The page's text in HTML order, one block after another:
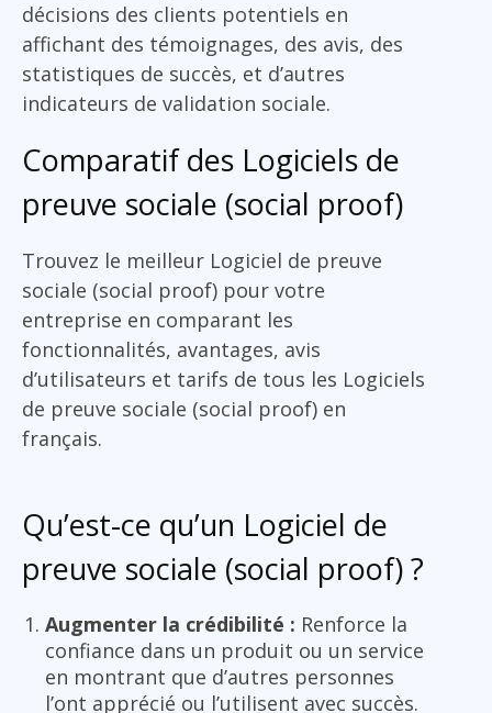
décisions des clients potentiels en
affichant des témoignages, des avis, des
statistiques de succès, et d’autres
indicateurs de validation sociale.
Comparatif des Logiciels de
preuve sociale (social proof)
Trouvez le meilleur Logiciel de preuve
sociale (social proof) pour votre
entreprise en comparant les
fonctionnalités, avantages, avis
d’utilisateurs et tarifs de tous les Logiciels
de preuve sociale (social proof) en
français.
Qu’est-ce qu’un Logiciel de
preuve sociale (social proof) ?
Augmenter la crédibilité : Renforce la
confiance dans un produit ou un service
en montrant que d’autres personnes
l’ont apprécié ou l’utilisent avec succès.